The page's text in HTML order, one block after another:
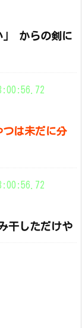
」 からの剣に
つは未だに分
干しただけや